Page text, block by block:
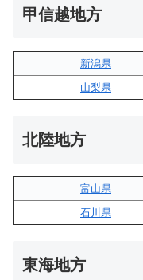
甲信越地方
新潟県
山梨県
北陸地方
富山県
石川県
東海地方